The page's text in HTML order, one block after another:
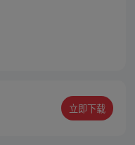
立即下载